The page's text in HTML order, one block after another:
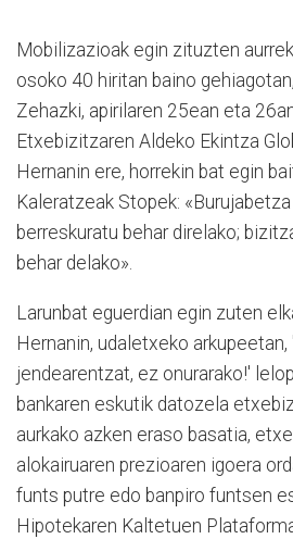
Mobilizazioak egin zituzten
osoko 40 hiritan baino
Zehazki, apirilaren 25ean eta
Etxebizitzaren Aldeko Ekintza
Hernanin ere, horrekin bat egin
Kaleratzeak Stopek:
berreskuratu behar direlako;
behar delako».
Larunbat eguerdian egin zuten
Hernanin, udaletxeko
jendearentzat, ez onurarako!'
bankaren eskutik datozela
aurkako azken eraso basatia,
alokairuaren prezioaren igoera
funts putre edo banpiro funtsen
Hipotekaren Kaltetuen